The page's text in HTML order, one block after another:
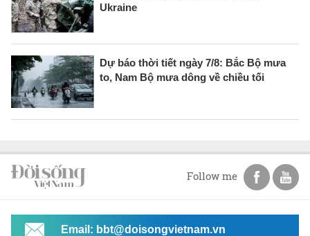
Ukraine
Dự báo thời tiết ngày 7/8: Bắc Bộ mưa
to, Nam Bộ mưa dông về chiều tối
Follow me
Email: bbt@doisongvietnam.vn